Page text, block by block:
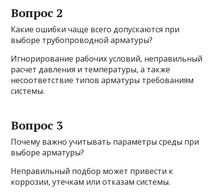
Вопрос 2
Какие ошибки чаще всего допускаются при
выборе трубопроводной арматуры?
Игнорирование рабочих условий, неправильный
расчет давления и температуры, а также
несоответствие типов арматуры требованиям
системы.
Вопрос 3
Почему важно учитывать параметры среды при
выборе арматуры?
Неправильный подбор может привести к
коррозии, утечкам или отказам системы.